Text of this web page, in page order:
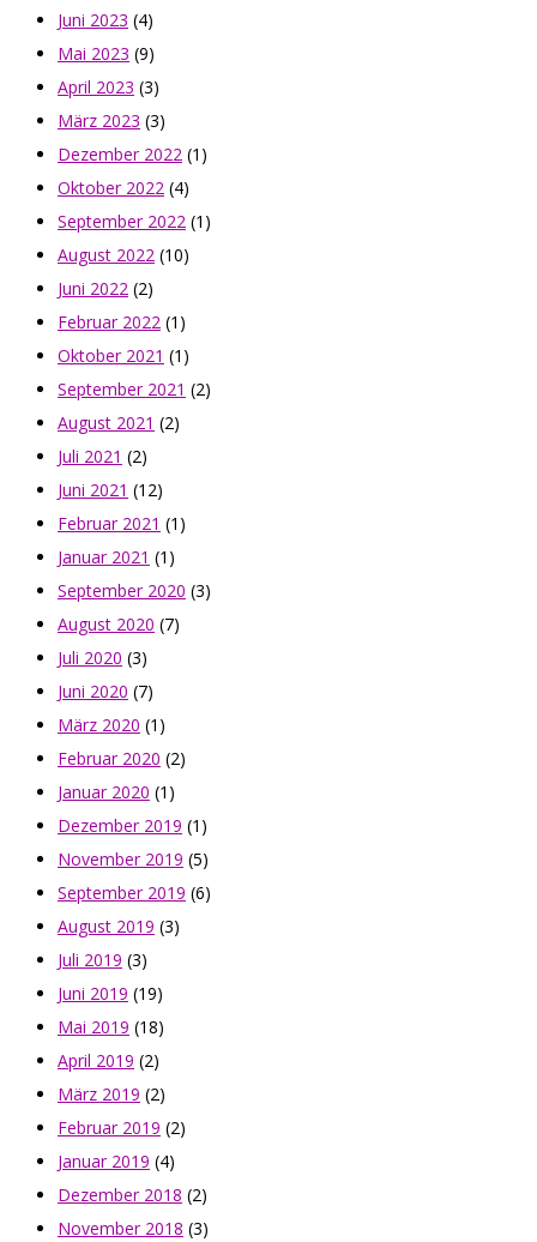
Juni 2023 (4)
Mai 2023 (9)
April 2023 (3)
März 2023 (3)
Dezember 2022 (1)
Oktober 2022 (4)
September 2022 (1)
August 2022 (10)
Juni 2022 (2)
Februar 2022 (1)
Oktober 2021 (1)
September 2021 (2)
August 2021 (2)
Juli 2021 (2)
Juni 2021 (12)
Februar 2021 (1)
Januar 2021 (1)
September 2020 (3)
August 2020 (7)
Juli 2020 (3)
Juni 2020 (7)
März 2020 (1)
Februar 2020 (2)
Januar 2020 (1)
Dezember 2019 (1)
November 2019 (5)
September 2019 (6)
August 2019 (3)
Juli 2019 (3)
Juni 2019 (19)
Mai 2019 (18)
April 2019 (2)
März 2019 (2)
Februar 2019 (2)
Januar 2019 (4)
Dezember 2018 (2)
November 2018 (3)